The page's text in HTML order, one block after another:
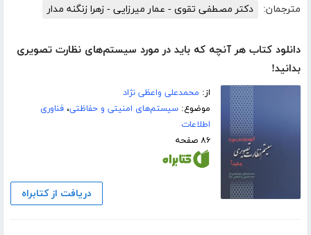
مترجمان: دکتر مصطفی تقوی - عمار میرزایی - زهرا زنگنه مدار
دانلود کتاب هر آنچه که باید در مورد سیستم‌های نظارت تصویری
بدانید!
از: محمدعلی واعظی نژاد
موضوع:سیستم‌های امنیتی و حفاظتی،فناوری
اطلاعات
۸۶ صفحه
دریافت از کتابراه